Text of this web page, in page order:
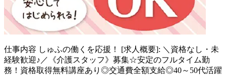
仕事内容 しゅふの働くを応援！ [求人概要]: ＼資格なし・未
経験歓迎♪／《介護スタッフ》募集☆安定のフルタイム勤
務！資格取得無料講座あり◎交通費全額支給◎40～50代活躍